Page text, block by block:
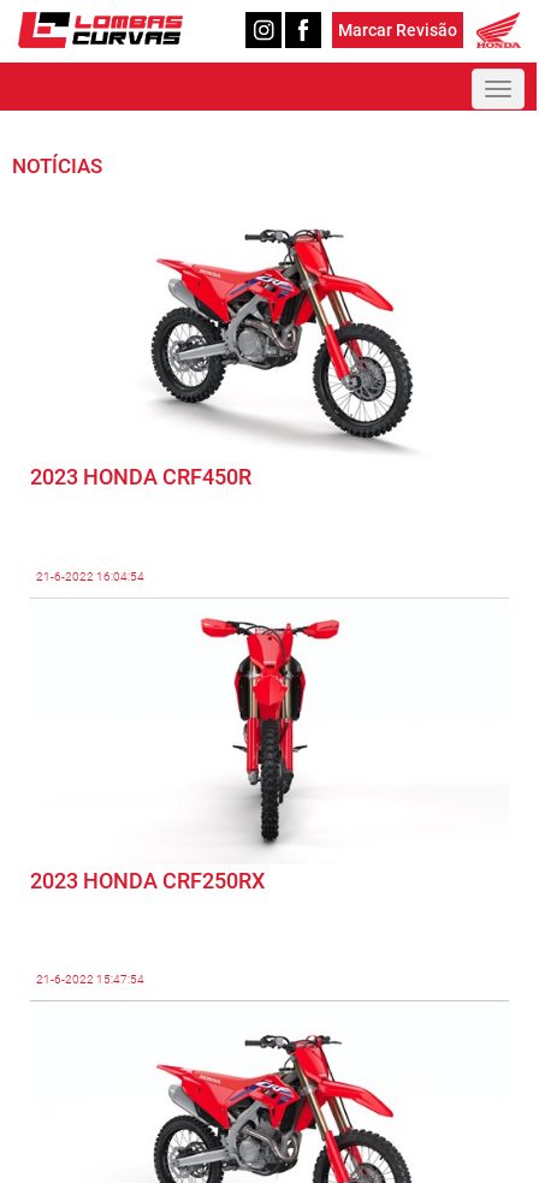
Marcar Revisão
NOTÍCIAS
2023 HONDA CRF450R
21-6-2022 16:04:54
2023 HONDA CRF250RX
21-6-202215:47:54